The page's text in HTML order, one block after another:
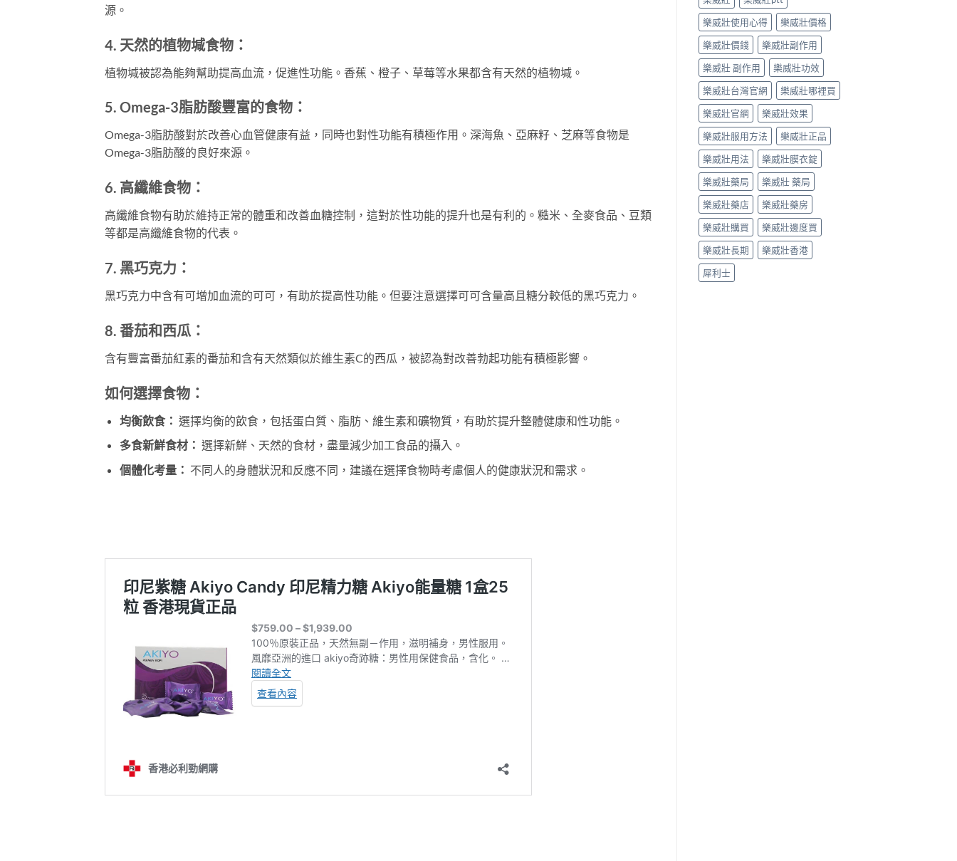
源。
4. 天然的植物堿食物：
植物堿被認為能夠幫助提高血流，促進性功能。香蕉、橙子、草莓等水果都含有天然的植物堿。
5. Omega-3脂肪酸豐富的食物：
Omega-3脂肪酸對於改善心血管健康有益，同時也對性功能有積極作用。深海魚、亞麻籽、芝麻等食物是
Omega-3脂肪酸的良好來源。
6. 高纖維食物：
高纖維食物有助於維持正常的體重和改善血糖控制，這對於性功能的提升也是有利的。糙米、全麥食品、豆類
等都是高纖維食物的代表。
7. 黑巧克力：
黑巧克力中含有可增加血流的可可，有助於提高性功能。但要注意選擇可可含量高且糖分較低的黑巧克力。
8. 番茄和西瓜：
含有豐富番茄紅素的番茄和含有天然類似於維生素C的西瓜，被認為對改善勃起功能有積極影響。
如何選擇食物：
均衡飲食： 選擇均衡的飲食，包括蛋白質、脂肪、維生素和礦物質，有助於提升整體健康和性功能。
多食新鮮食材： 選擇新鮮、天然的食材，盡量減少加工食品的攝入。
個體化考量： 不同人的身體狀況和反應不同，建議在選擇食物時考慮個人的健康狀況和需求。
樂威壯使用心得
樂威壯價格
樂威壯價錢
樂威壯副作用
樂威壯 副作用
樂威壯功效
樂威壯台灣官網
樂威壯哪裡買
樂威壯官網
樂威壯效果
樂威壯服用方法
樂威壯正品
樂威壯用法
樂威壯膜衣錠
樂威壯藥局
樂威壯 藥局
樂威壯藥店
樂威壯藥房
樂威壯購買
樂威壯邊度買
樂威壯長期
樂威壯香港
犀利士